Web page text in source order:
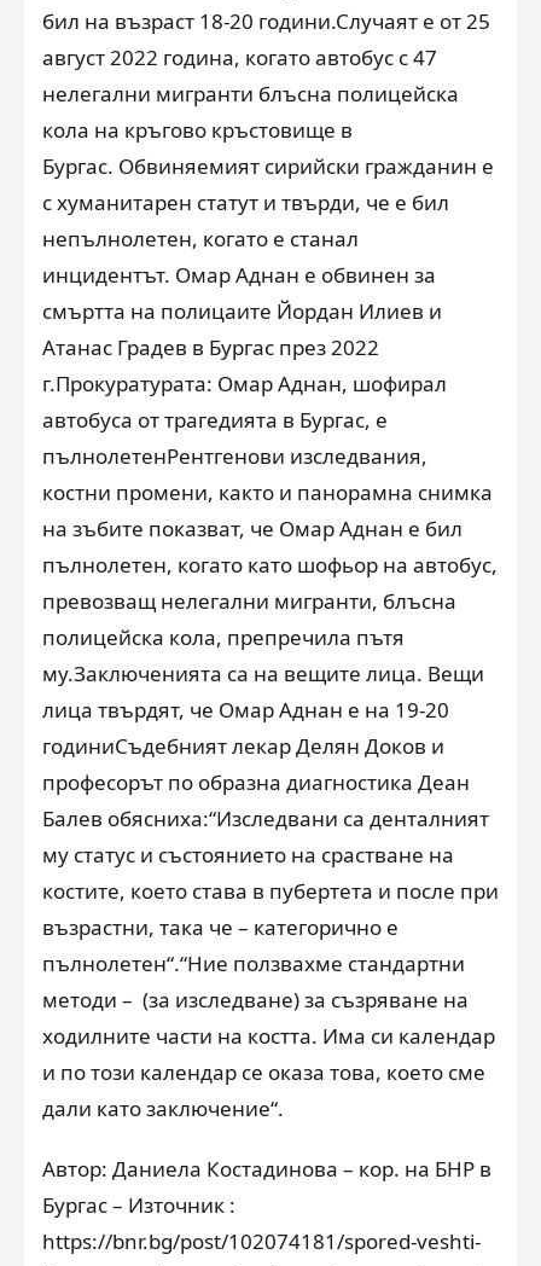
бил на възраст 18-20 години.Случаят е от 25
август 2022 година, когато автобус с 47
нелегални мигранти блъсна полицейска
кола на кръгово кръстовище в
Бургас. Обвиняемият сирийски гражданин е
с хуманитарен статут и твърди, че е бил
непълнолетен, когато е станал
инцидентът. Омар Аднан е обвинен за
смъртта на полицаите Йордан Илиев и
Атанас Градев в Бургас през 2022
г.Прокуратурата: Омар Аднан, шофирал
автобуса от трагедията в Бургас, е
пълнолетенРентгенови изследвания,
костни промени, както и панорамна снимка
на зъбите показват, че Омар Аднан е бил
пълнолетен, когато като шофьор на автобус,
превозващ нелегални мигранти, блъсна
полицейска кола, препречила пътя
му.Заключенията са на вещите лица. Вещи
лица твърдят, че Омар Аднан е на 19-20
годиниСъдебният лекар Делян Доков и
професорът по образна диагностика Деан
Балев обясниха:“Изследвани са денталният
му статус и състоянието на срастване на
костите, което става в пубертета и после при
възрастни, така че – категорично е
пълнолетен“.“Ние ползвахме стандартни
методи – (за изследване) за съзряване на
ходилните части на костта. Има си календар
и по този календар се оказа това, което сме
дали като заключение“.
Автор: Даниела Костадинова – кор. на БНР в
Бургас – Източник :
https://bnr.bg/post/102074181/spored-veshti-